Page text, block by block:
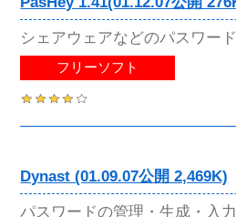
シェアウェアなどのパスワー
フリーソフト
Dynast (01.09.07公開 2,469K)
パスワードの管理・生成・入